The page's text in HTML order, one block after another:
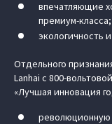
впечатляющие
премиум‑класса;
экологичность
Отдельного
Lanhai с
«Лучшая инновация
революционную